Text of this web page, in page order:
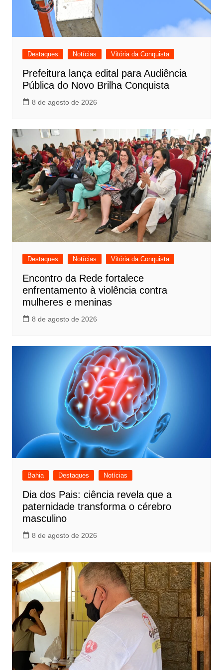
Destaques Notícias Vitória da Conquista
Prefeitura lança edital para Audiência
Pública do Novo Brilha Conquista
8 de agosto de 2026
Destaques Notícias Vitória da Conquista
Encontro da Rede fortalece
enfrentamento à violência contra
mulheres e meninas
8 de agosto de 2026
Bahia Destaques Notícias
Dia dos Pais: ciência revela que a
paternidade transforma o cérebro
masculino
8 de agosto de 2026